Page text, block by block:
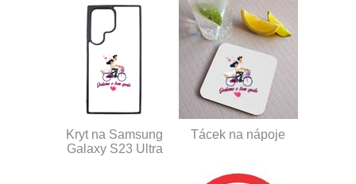
Kryt na Samsung
Galaxy S23 Ultra
Tácek na nápoje